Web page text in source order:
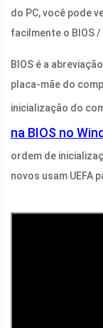
do PC, você pode
facilmente o BIOS /
BIOS é a
placa-mãe do
inicialização do
na BIOS no
ordem de
novos usam UEFA